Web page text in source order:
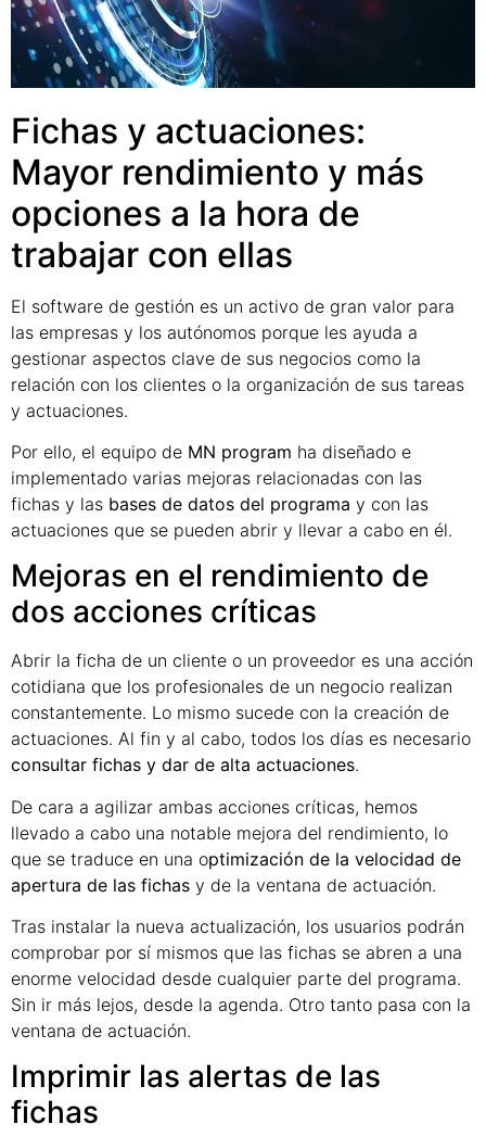
Fichas y actuaciones:
Mayor rendimiento y más
opciones a la hora de
trabajar con ellas
El software de gestión es un activo de gran valor para
las empresas y los autónomos porque les ayuda a
gestionar aspectos clave de sus negocios como la
relación con los clientes o la organización de sus tareas
y actuaciones.
Por ello, el equipo de MN program ha diseñado e
implementado varias mejoras relacionadas con las
fichas y las bases de datos del programa y con las
actuaciones que se pueden abrir y llevar a cabo en él.
Mejoras en el rendimiento de
dos acciones críticas
Abrir la ficha de un cliente o un proveedor es una acción
cotidiana que los profesionales de un negocio realizan
constantemente. Lo mismo sucede con la creación de
actuaciones. Al fin y al cabo, todos los días es necesario
consultar fichas y dar de alta actuaciones.
De cara a agilizar ambas acciones críticas, hemos
llevado a cabo una notable mejora del rendimiento, lo
que se traduce en una optimización de la velocidad de
apertura de las fichas y de la ventana de actuación.
Tras instalar la nueva actualización, los usuarios podrán
comprobar por sí mismos que las fichas se abren a una
enorme velocidad desde cualquier parte del programa.
Sin ir más lejos, desde la agenda. Otro tanto pasa con la
ventana de actuación.
Imprimir las alertas de las
fichas